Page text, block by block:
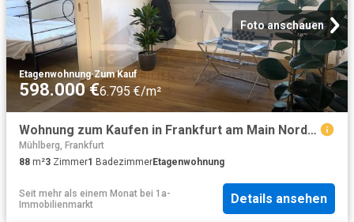
Foto anschauen
Etagenwohnung·Zum Kauf
598.000 €6.795 €/m²
Wohnung zum Kaufen in Frankfurt am Main Nordend 598.000,00 EUR 88 m²
Mühlberg, Frankfurt
88 m²3 Zimmer1 BadezimmerEtagenwohnung
Seit mehr als einem Monat bei 1a-
Immobilienmarkt
Details ansehen